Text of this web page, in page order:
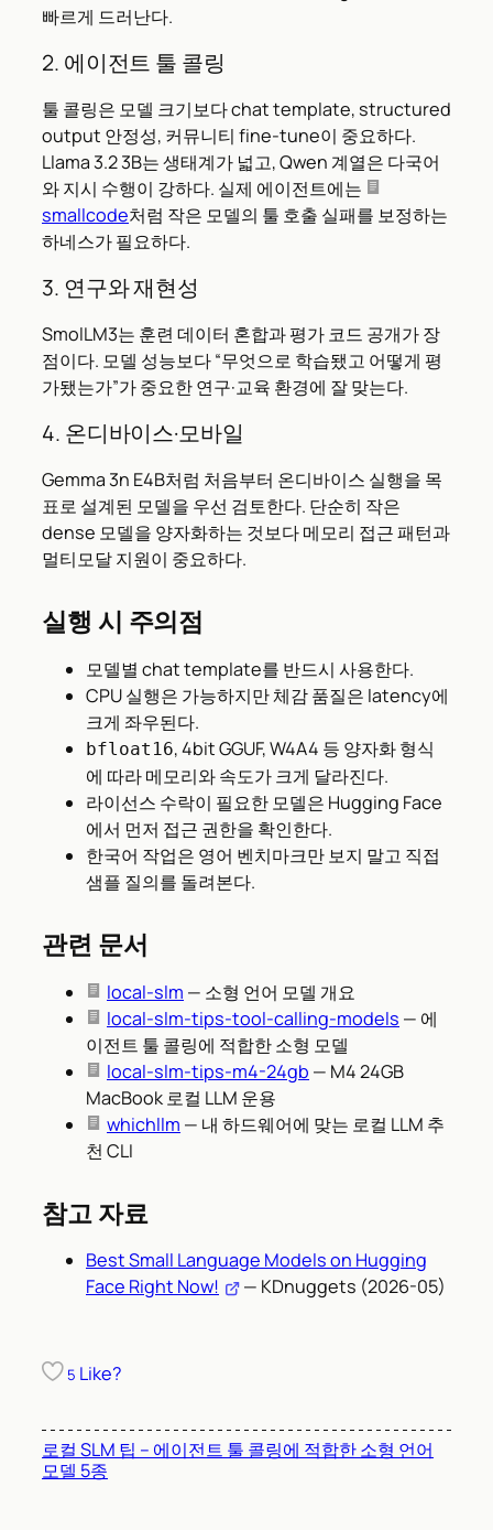
빠르게 드러난다.
2. 에이전트 툴 콜링
툴 콜링은 모델 크기보다 chat template, structured
output 안정성, 커뮤니티 fine-tune이 중요하다.
Llama 3.2 3B는 생태계가 넓고, Qwen 계열은 다국어
와 지시 수행이 강하다. 실제 에이전트에는
smallcode처럼 작은 모델의 툴 호출 실패를 보정하는
하네스가 필요하다.
3. 연구와 재현성
SmolLM3는 훈련 데이터 혼합과 평가 코드 공개가 장
점이다. 모델 성능보다 “무엇으로 학습됐고 어떻게 평
가됐는가”가 중요한 연구·교육 환경에 잘 맞는다.
4. 온디바이스·모바일
Gemma 3n E4B처럼 처음부터 온디바이스 실행을 목
표로 설계된 모델을 우선 검토한다. 단순히 작은
dense 모델을 양자화하는 것보다 메모리 접근 패턴과
멀티모달 지원이 중요하다.
실행 시 주의점
모델별 chat template를 반드시 사용한다.
CPU 실행은 가능하지만 체감 품질은 latency에
크게 좌우된다.
bfloat16, 4bit GGUF, W4A4 등 양자화 형식
에 따라 메모리와 속도가 크게 달라진다.
라이선스 수락이 필요한 모델은 Hugging Face
에서 먼저 접근 권한을 확인한다.
한국어 작업은 영어 벤치마크만 보지 말고 직접
샘플 질의를 돌려본다.
관련 문서
local-slm — 소형 언어 모델 개요
local-slm-tips-tool-calling-models — 에
이전트 툴 콜링에 적합한 소형 모델
local-slm-tips-m4-24gb — M4 24GB
MacBook 로컬 LLM 운용
whichllm — 내 하드웨어에 맞는 로컬 LLM 추
천 CLI
참고 자료
Best Small Language Models on Hugging
Face Right Now!
— KDnuggets (2026-05)
5 Like?
로컬 SLM 팁 – 에이전트 툴 콜링에 적합한 소형 언어
모델 5종